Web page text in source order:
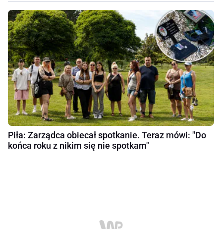
Piła: Zarządca obiecał spotkanie. Teraz mówi: "Do
końca roku z nikim się nie spotkam"